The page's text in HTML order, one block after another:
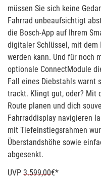
müssen Sie sich keine
Fahrrad unbeaufsichtigt
die Bosch-App auf Ihrem
digitaler Schlüssel, mit
werden kann. Und für noch
optionale ConnectModule
Fall eines Diebstahls warnt
trackt. Klingt gut, oder? Mit
Route planen und dich
Fahrraddisplay navigieren
mit Tiefeinstiegsrahmen
Überstandshöhe sowie
abgesenkt.
UVP 3.599,00€*